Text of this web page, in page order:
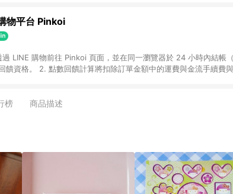
物平台 Pinkoi
LINE 購物前往 Pinkoi 頁面，並在同一瀏覽器於 24 小時內結帳
饋資格。 2. 點數回饋計算將扣除訂單金額中的運費與金流手續費
APP 請更新至Android v4.6.0 / iOS v4.1.5 以上才具贈點資格。 7.
明為準。 11. 若於 LINE 購物前往 Pinkoi 頁面後才首次下載
榜 商品描述